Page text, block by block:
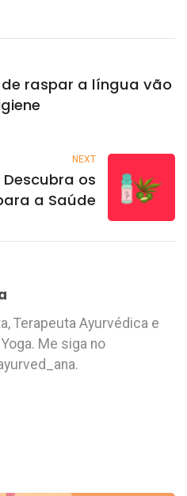
de raspar a língua vão
NEXT
Descubra os
a Saúde
Terapeuta Ayurvédica e
Me siga no